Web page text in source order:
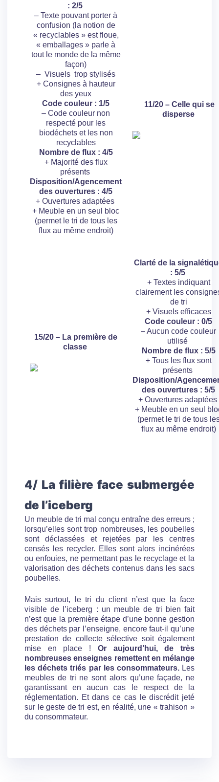
: 2/5
– Texte pouvant porter à
confusion (la notion de
« recyclables » est floue,
« emballages » parle à
tout le monde de la même
façon)
– Visuels trop stylisés
+ Consignes à hauteur
des yeux
Code couleur : 1/5
– Code couleur non
respecté pour les
biodéchets et les non
recyclables
Nombre de flux : 4/5
+ Majorité des flux
présents
Disposition/Agencement
des ouvertures : 4/5
+ Ouvertures adaptées
+ Meuble en un seul bloc
(permet le tri de tous les
flux au même endroit)
11/20 – Celle qui se
disperse
15/20 – La première de
classe
Clarté de la
: 5/5
+ Textes indiquant
clairement les
de tri
+ Visuels efficaces
Code couleur : 0/5
– Aucun code couleur
utilisé
Nombre de flux : 5/5
+ Tous les flux sont
présents
Disposition/
des ouvertures : 5/5
+ Ouvertures adaptées
+ Meuble en un seul
(permet le tri de tous
flux au même endroit)
4/ La filière face submergée
de l’iceberg
Un meuble de tri mal conçu entraîne des erreurs ;
lorsqu’elles sont trop nombreuses, les poubelles
sont déclassées et rejetées par les centres
censés les recycler. Elles sont alors incinérées
ou enfouies, ne permettant pas le recyclage et la
valorisation des déchets contenus dans les sacs
poubelles.
Mais surtout, le tri du client n’est que la face
visible de l’iceberg : un meuble de tri bien fait
n’est que la première étape d’une bonne gestion
des déchets par l’enseigne, encore faut-il qu’une
prestation de collecte sélective soit également
mise en place ! Or aujourd’hui, de très
nombreuses enseignes remettent en mélange
les déchets triés par les consommateurs.Les
meubles de tri ne sont alors qu’une façade, ne
garantissant en aucun cas le respect de la
réglementation. Et dans ce cas le discrédit jeté
sur le geste de tri est, en réalité, une « trahison »
du consommateur.